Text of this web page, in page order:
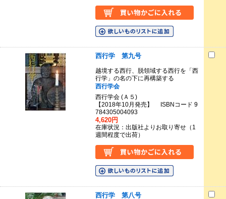
西行学 第九号
越境する西行、脱領域する西行を「西
行学」の名の下に再構築する
西行学会
西行学会 (Ａ５)
【2018年10月発売】 ISBNコード 9
784305004093
4,620円
在庫状況：出版社よりお取り寄せ（1
週間程度で出荷）
西行学 第八号